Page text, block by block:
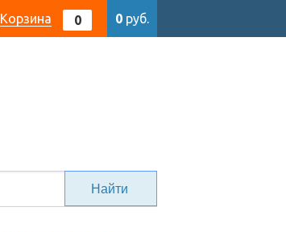
Корзина 0 0 руб.